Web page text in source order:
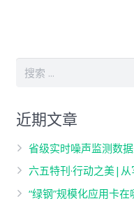
近期文章
省级实时噪声监测数
六五特刊·行动之美|
“绿钢”规模化应用卡在